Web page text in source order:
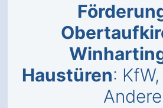
Haustüren:
Andere